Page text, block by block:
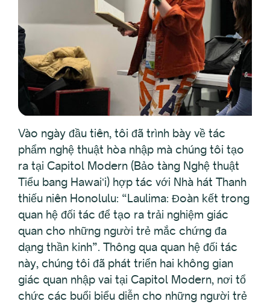
Vào ngày đầu tiên, tôi đã trình bày về tác
phẩm nghệ thuật hòa nhập mà chúng tôi tạo
ra tại Capitol Modern (Bảo tàng Nghệ thuật
Tiểu bang Hawaiʻi) hợp tác với Nhà hát Thanh
thiếu niên Honolulu: “Laulima: Đoàn kết trong
quan hệ đối tác để tạo ra trải nghiệm giác
quan cho những người trẻ mắc chứng đa
dạng thần kinh”. Thông qua quan hệ đối tác
này, chúng tôi đã phát triển hai không gian
giác quan nhập vai tại Capitol Modern, nơi tổ
chức các buổi biểu diễn cho những người trẻ